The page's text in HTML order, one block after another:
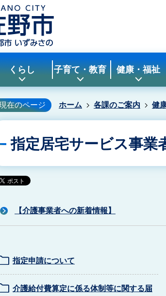
くらし 子育て・教育 健康・福祉
在のページ ホーム 各課のご案内 健
指定居宅サービス事業
【介護事業者への新着情報】
指定申請について
介護給付費算定に係る体制等に関する届